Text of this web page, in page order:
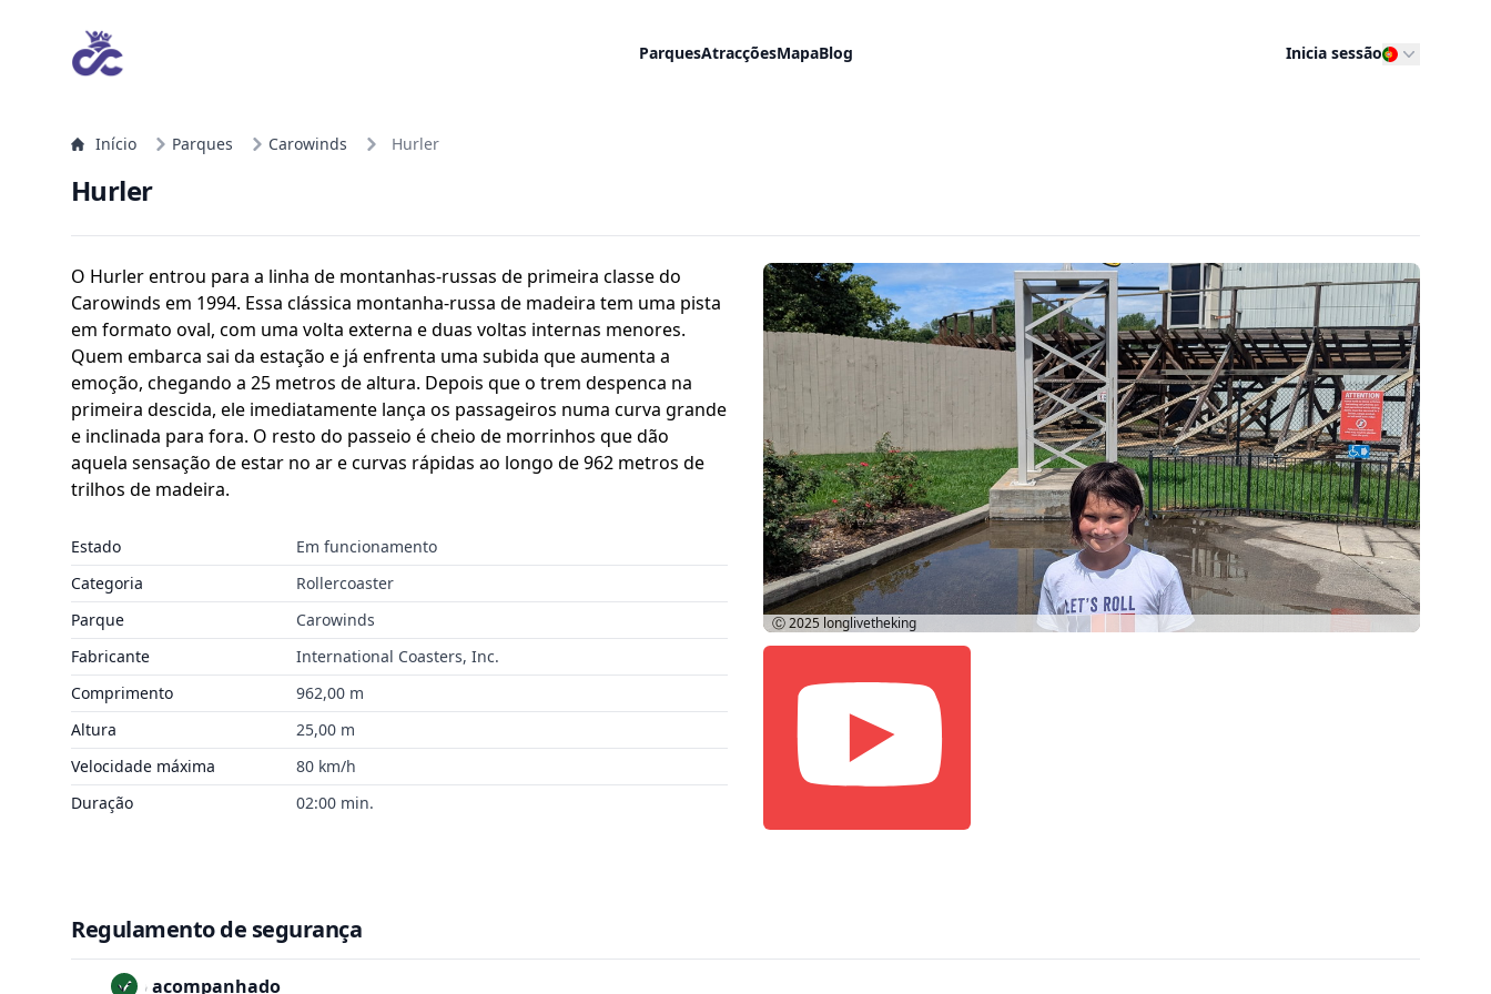
ParquesAtracçõesMapaBlog Inicia sessão
Início Parques Carowinds Hurler
Hurler
O Hurler entrou para a linha de montanhas-russas de primeira classe do
Carowinds em 1994. Essa clássica montanha-russa de madeira tem uma pista
em formato oval, com uma volta externa e duas voltas internas menores.
Quem embarca sai da estação e já enfrenta uma subida que aumenta a
emoção, chegando a 25 metros de altura. Depois que o trem despenca na
primeira descida, ele imediatamente lança os passageiros numa curva grande
e inclinada para fora. O resto do passeio é cheio de morrinhos que dão
aquela sensação de estar no ar e curvas rápidas ao longo de 962 metros de
trilhos de madeira.
Estado
Em funcionamento
Categoria
Rollercoaster
Parque
Carowinds
Fabricante
International Coasters, Inc.
Comprimento
962,00 m
Altura
25,00 m
Velocidade máxima
80 km/h
Duração
02:00 min.
Ⓒ 2025 longlivetheking
Regulamento de segurança
Não acompanhado